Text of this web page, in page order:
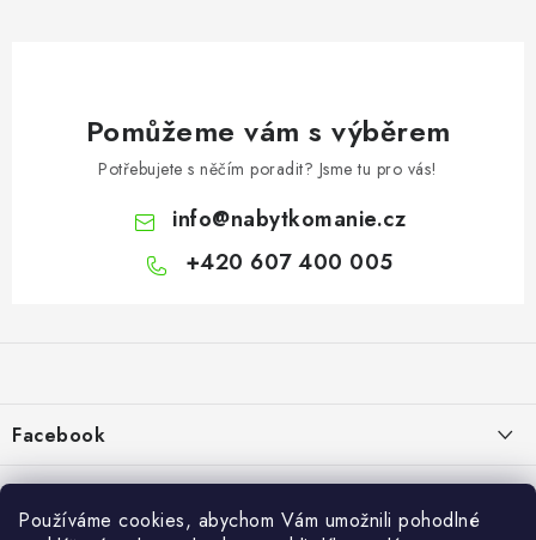
Používáme cookies, abychom Vám umožnili pohodlné
Pomůžeme vám s výběrem
Potřebujete s něčím poradit? Jsme tu pro vás!
info@nabytkomanie.cz
+420 607 400 005
a
í
Facebook